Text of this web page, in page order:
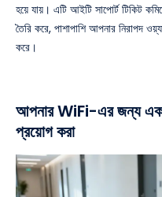
হয়ে যায়। এটি আইটি সাপোর্ট টিকিট
তৈরি করে, পাশাপাশি আপনার নিরাপদ
করে।
আপনার WiFi-এর জন্য
প্রয়োগ করা